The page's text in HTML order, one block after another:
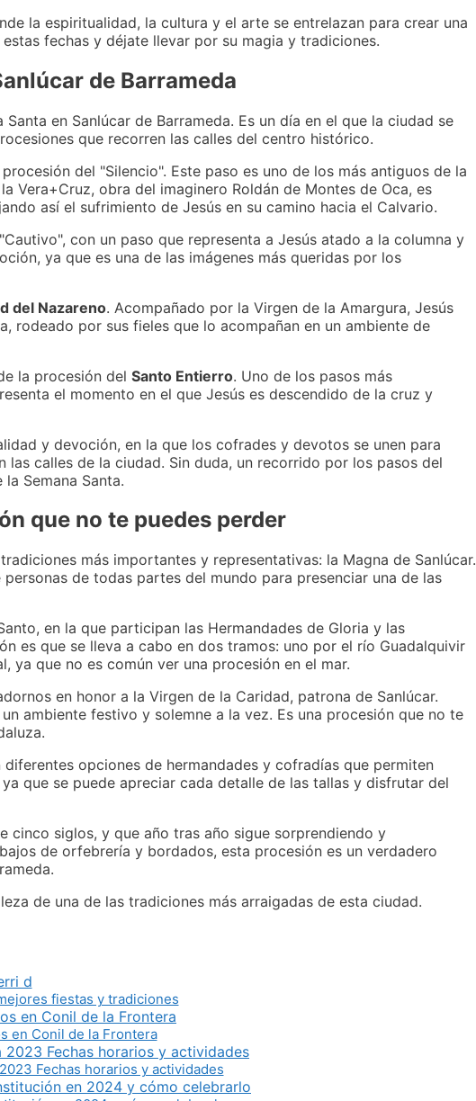
la espiritualidad, la cultura y el arte se entrelazan para crear una
fechas y déjate llevar por su magia y tradiciones.
de Barrameda
en Sanlúcar de Barrameda. Es un día en el que la ciudad se
que recorren las calles del centro histórico.
del "Silencio". Este paso es uno de los más antiguos de la
Vera+Cruz, obra del imaginero Roldán de Montes de Oca, es
así el sufrimiento de Jesús en su camino hacia el Calvario.
con un paso que representa a Jesús atado a la columna y
ya que es una de las imágenes más queridas por los
del Nazareno. Acompañado por la Virgen de la Amargura, Jesús
rodeado por sus fieles que lo acompañan en un ambiente de
la procesión del Santo Entierro. Uno de los pasos más
el momento en el que Jesús es descendido de la cruz y
y devoción, en la que los cofrades y devotos se unen para
calles de la ciudad. Sin duda, un recorrido por los pasos del
Semana Santa.
que no te puedes perder
más importantes y representativas: la Magna de Sanlúcar.
de todas partes del mundo para presenciar una de las
en la que participan las Hermandades de Gloria y las
es que se lleva a cabo en dos tramos: uno por el río Guadalquivir
ya que no es común ver una procesión en el mar.
en honor a la Virgen de la Caridad, patrona de Sanlúcar.
ambiente festivo y solemne a la vez. Es una procesión que no te
opciones de hermandades y cofradías que permiten
que se puede apreciar cada detalle de las tallas y disfrutar del
cinco siglos, y que año tras año sigue sorprendiendo y
de orfebrería y bordados, esta procesión es un verdadero
de una de las tradiciones más arraigadas de esta ciudad.
fiestas y tradiciones
en Conil de la Frontera
Fechas horarios y actividades